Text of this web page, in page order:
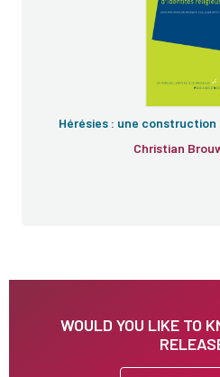
Hérésies : une
WOULD YOU LIKE TO